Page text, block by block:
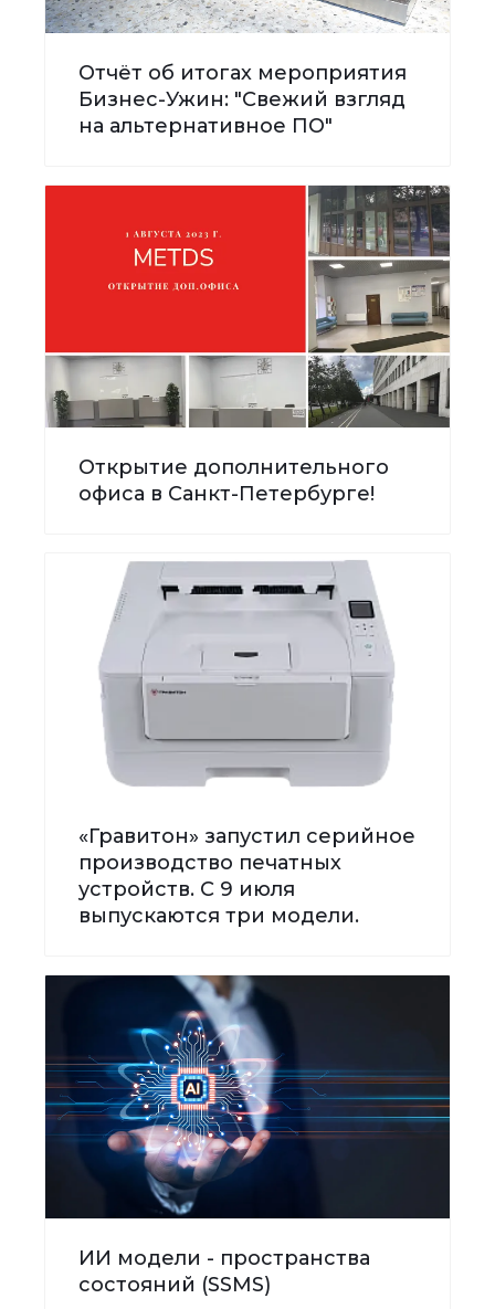
Отчёт об итогах мероприятия
Бизнес-Ужин: "Свежий взгляд
на альтернативное ПО"
Открытие дополнительного
офиса в Санкт-Петербурге!
«Гравитон» запустил серийное
производство печатных
устройств. С 9 июля
выпускаются три модели.
ИИ модели - пространства
состояний (SSMS)